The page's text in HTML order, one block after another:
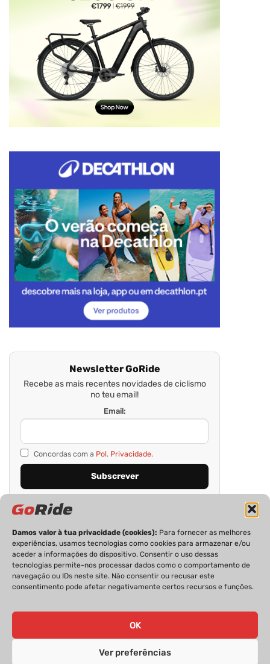
Damos valor à tua privacidade (cookies): Para fornecer as melhores
experiências, usamos tecnologias como cookies para armazenar e/ou
aceder a informações do dispositivo. Consentir o uso dessas
tecnologias permite-nos processar dados como o comportamento de
navegação ou IDs neste site. Não consentir ou recusar este
consentimento pode afetar negativamente certos recursos e funções.
OK
Ver preferências
Newsletter GoRide
Recebe as mais recentes novidades de ciclismo
no teu email!
Email:
Concordas com a Pol. Privacidade.
PRIVACIDADE FICHA TÉCNICA
ESTATUTO EDITORIAL